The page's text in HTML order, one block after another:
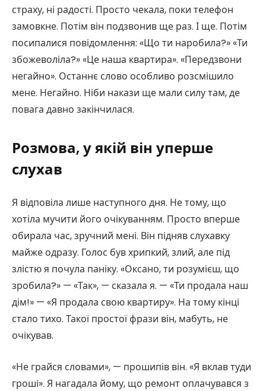
страху, ні радості. Просто чекала, поки телефон
замовкне. Потім він подзвонив ще раз. І ще. Потім
посипалися повідомлення: «Що ти наробила?» «Ти
збожеволіла?» «Це наша квартира». «Передзвони
негайно». Останнє слово особливо розсмішило
мене. Негайно. Ніби накази ще мали силу там, де
повага давно закінчилася.
Розмова, у якій він уперше
слухав
Я відповіла лише наступного дня. Не тому, що
хотіла мучити його очікуванням. Просто вперше
обирала час, зручний мені. Він підняв слухавку
майже одразу. Голос був хрипкий, злий, але під
злістю я почула паніку. «Оксано, ти розумієш, що
зробила?» — «Так», — сказала я. — «Ти продала наш
дім!» — «Я продала свою квартиру». На тому кінці
стало тихо. Такої простої фрази він, мабуть, не
очікував.
«Не грайся словами», — прошипів він. «Я вклав туди
гроші». Я нагадала йому, що ремонт оплачувався з